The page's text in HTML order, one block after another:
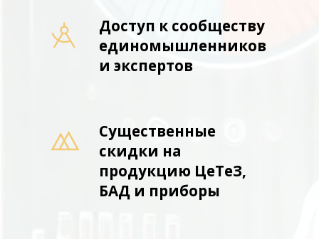
Доступ к сообществу
единомышленников
и экспертов
Существенные
скидки на
продукцию ЦеТеЗ,
БАД и приборы